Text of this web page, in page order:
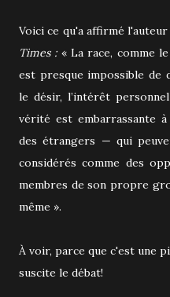
Voici ce qu'a affirmé
Times : « La race, comme
est presque impossible de
le désir, l’intérêt
vérité est embarrassante
des étrangers — qui
considérés comme des
membres de son propre
même ».
À voir, parce que c'est une
suscite le débat!